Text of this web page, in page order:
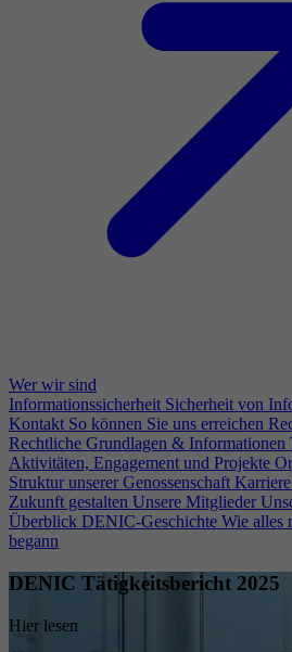
Wer wir sind
Informationssicherheit Sicherheit von
Kontakt So können Sie uns erreichen
Rechtliche Grundlagen & Informationen
Aktivitäten, Engagement und Projekte
Struktur unserer Genossenschaft Karriere
Zukunft gestalten Unsere Mitglieder
Überblick DENIC-Geschichte Wie alles
begann
DENIC Tätigkeitsbericht 2025
Hier lesen